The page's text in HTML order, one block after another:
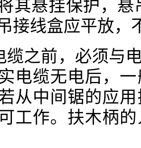
其悬挂保护，
接线盒应平放，
缆之前，必须与
电缆无电后，
从中间锯的应
工作。扶木柄